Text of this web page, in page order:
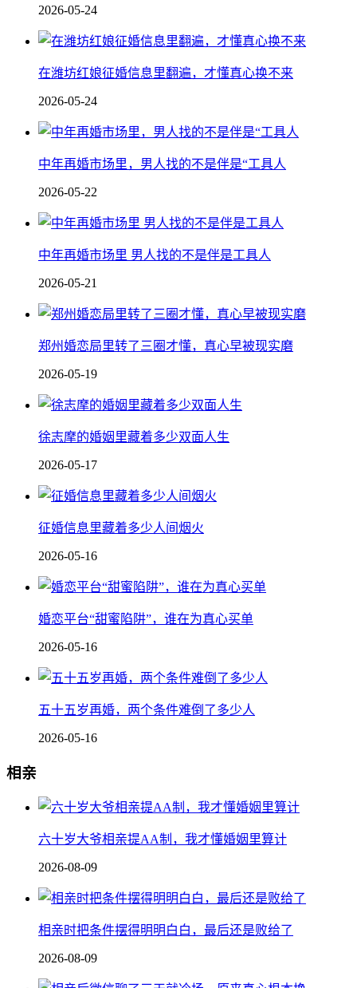
2026-05-24
在潍坊红娘征婚信息里翻遍，才懂真心换不来
2026-05-24
中年再婚市场里，男人找的不是伴是“工具人
2026-05-22
中年再婚市场里 男人找的不是伴是工具人
2026-05-21
郑州婚恋局里转了三圈才懂，真心早被现实磨
2026-05-19
徐志摩的婚姻里藏着多少双面人生
2026-05-17
征婚信息里藏着多少人间烟火
2026-05-16
婚恋平台“甜蜜陷阱”，谁在为真心买单
2026-05-16
五十五岁再婚，两个条件难倒了多少人
2026-05-16
相亲
六十岁大爷相亲提AA制，我才懂婚姻里算计
2026-08-09
相亲时把条件摆得明明白白，最后还是败给了
2026-08-09